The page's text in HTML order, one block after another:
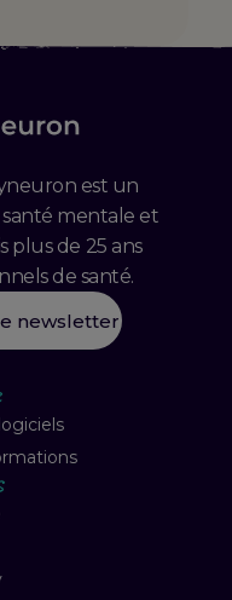
est un
mentale et
plus de 25 ans
de santé.
newsletter